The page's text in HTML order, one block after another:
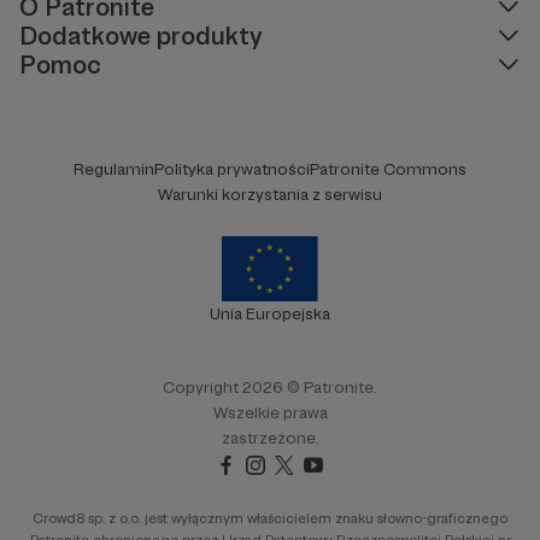
O Patronite
Dodatkowe produkty
Pomoc
RegulaminPolityka prywatnościPatronite Commons
Warunki korzystania z serwisu
Unia Europejska
Copyright 2026 © Patronite.
Wszelkie prawa
zastrzeżone.
Crowd8 sp. z o.o. jest wyłącznym właścicielem znaku słowno-graficznego